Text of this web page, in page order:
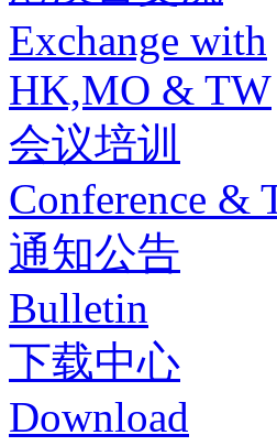
Exchange with
HK,MO & TW
会议培训
Conference &
通知公告
Bulletin
下载中心
Download